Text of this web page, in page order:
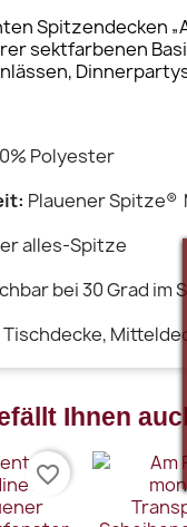
Spitzendecken
sektfarbenen
Polyester
Plauener Spitze®
alles-Spitze
bei 30 Grad im
Tischdecke,
Ihnen
favorite_border